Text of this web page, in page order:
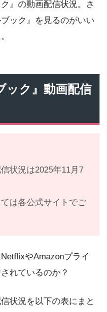
』の動画配信状況。さ
ック』を見るのがいい
ック』動画配信
状況は2025年11月7
は各公式サイトでご
やAmazonプライ
れているのか？
状況を以下の表にまと